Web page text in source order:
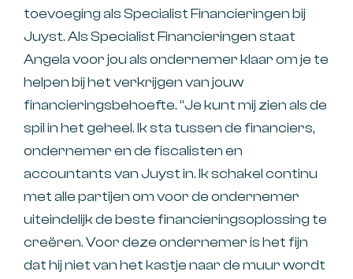
toevoeging als Specialist Financieringen bij
Juyst. Als Specialist Financieringen staat
Angela voor jou als ondernemer klaar om je te
helpen bij het verkrijgen van jouw
financieringsbehoefte. “Je kunt mij zien als de
spil in het geheel. Ik sta tussen de financiers,
ondernemer en de fiscalisten en
accountants van Juyst in. Ik schakel continu
met alle partijen om voor de ondernemer
uiteindelijk de beste financieringsoplossing te
creëren. Voor deze ondernemer is het fijn
dat hij niet van het kastje naar de muur wordt